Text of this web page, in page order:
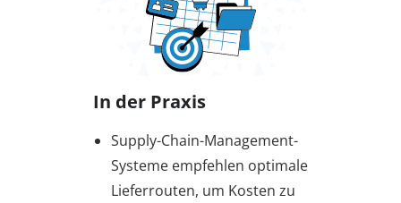
In der Praxis
Supply-Chain-Management-
Systeme empfehlen optimale
Lieferrouten, um Kosten zu